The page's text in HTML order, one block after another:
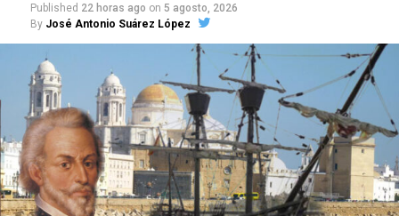
han pasado de padres a hijos y se mantienen desde
hace décadas.
Cuándo comienza la vendimia
Las primeras incorporaciones están previstas desde
mediados de agosto en las zonas francesas donde la
uva madura antes. La campaña se extenderá durante
septiembre en regiones como Borgoña, Champaña,
Beaujolais y Burdeos.
Published 22 horas ago on 5 agosto, 2026
By José Antonio Suárez López